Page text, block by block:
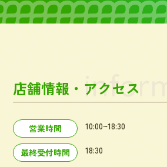
店舗情報・アクセス
営業時間 10:00~18:30
最終受付時間 18:30